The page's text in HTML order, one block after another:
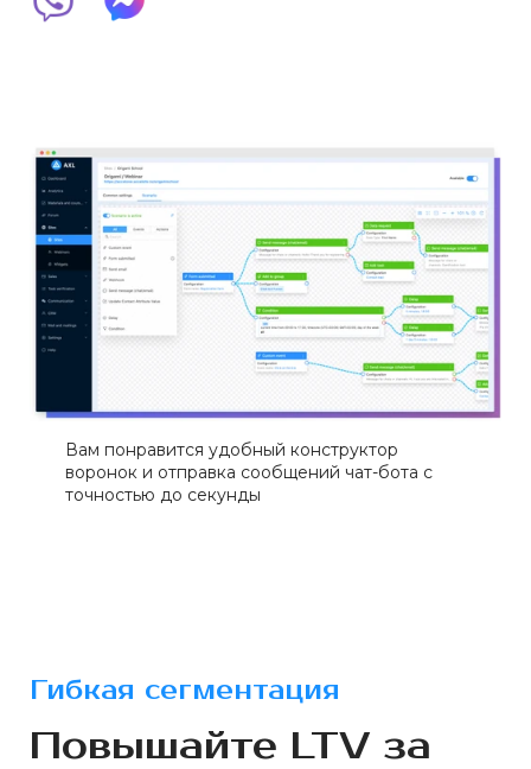
Вам понравится удобный конструктор
воронок и отправка сообщений чат-бота с
точностью до секунды
Гибкая сегментация
Повышайте LTV за